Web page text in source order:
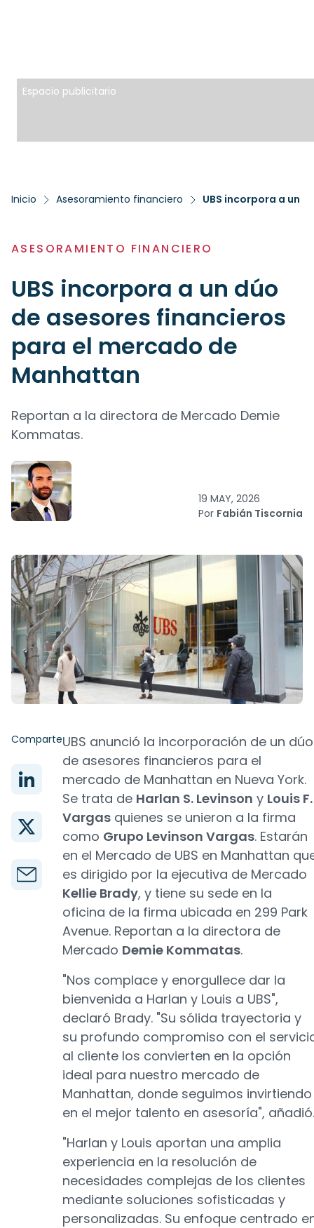
Espacio publicitario
Inicio Asesoramiento financiero UBS incorpora a un
ASESORAMIENTO FINANCIERO
UBS incorpora a un dúo
de asesores financieros
para el mercado de
Manhattan
Reportan a la directora de Mercado Demie
Kommatas.
19 MAY, 2026
Por Fabián Tiscornia
ComparteUBS anunció la incorporación de un dúo
de asesores financieros para el
mercado de Manhattan en Nueva York.
Se trata de Harlan S. Levinson y Louis F.
Vargas quienes se unieron a la firma
como Grupo Levinson Vargas. Estarán
en el Mercado de UBS en Manhattan
es dirigido por la ejecutiva de Mercado
Kellie Brady, y tiene su sede en la
oficina de la firma ubicada en 299 Park
Avenue. Reportan a la directora de
Mercado Demie Kommatas.
"Nos complace y enorgullece dar la
bienvenida a Harlan y Louis a UBS",
declaró Brady. "Su sólida trayectoria y
su profundo compromiso con el
al cliente los convierten en la opción
ideal para nuestro mercado de
Manhattan, donde seguimos invirtiendo
en el mejor talento en asesoría", añadió.
"Harlan y Louis aportan una amplia
experiencia en la resolución de
necesidades complejas de los clientes
mediante soluciones sofisticadas y
personalizadas. Su enfoque centrado